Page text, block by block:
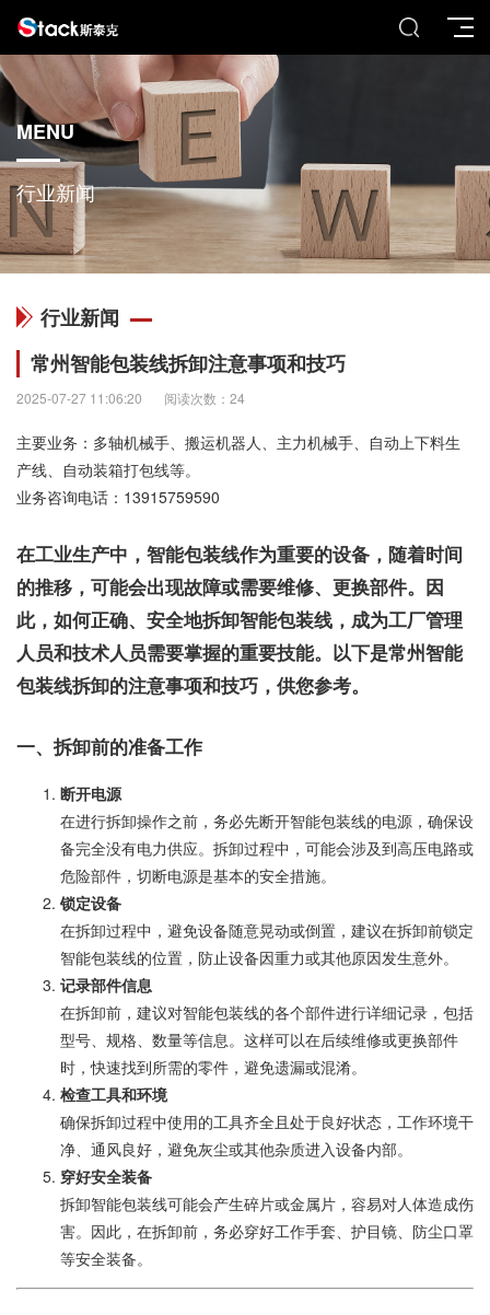
MENU
行业新闻
行业新闻
常州智能包装线拆卸注意事项和技巧
2025-07-27 11:06:20 阅读次数：24
主要业务：多轴机械手、搬运机器人、主力机械手、自动上下料生
产线、自动装箱打包线等。
业务咨询电话： 13915759590
在工业生产中，智能包装线作为重要的设备，随着时间
的推移，可能会出现故障或需要维修、更换部件。因
此，如何正确、安全地拆卸智能包装线，成为工厂管理
人员和技术人员需要掌握的重要技能。以下是常州智能
包装线拆卸的注意事项和技巧，供您参考。
一、拆卸前的准备工作
断开电源
在进行拆卸操作之前，务必先断开智能包装线的电源，确保设
备完全没有电力供应。拆卸过程中，可能会涉及到高压电路或
危险部件，切断电源是基本的安全措施。
锁定设备
在拆卸过程中，避免设备随意晃动或倒置，建议在拆卸前锁定
智能包装线的位置，防止设备因重力或其他原因发生意外。
记录部件信息
在拆卸前，建议对智能包装线的各个部件进行详细记录，包括
型号、规格、数量等信息。这样可以在后续维修或更换部件
时，快速找到所需的零件，避免遗漏或混淆。
检查工具和环境
确保拆卸过程中使用的工具齐全且处于良好状态，工作环境干
净、通风良好，避免灰尘或其他杂质进入设备内部。
穿好安全装备
拆卸智能包装线可能会产生碎片或金属片，容易对人体造成伤
害。因此，在拆卸前，务必穿好工作手套、护目镜、防尘口罩
等安全装备。